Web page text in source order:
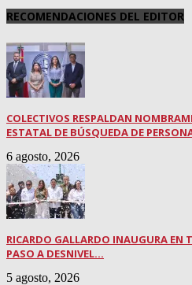
RECOMENDACIONES DEL EDITOR
COLECTIVOS RESPALDAN
ESTATAL DE BÚSQUEDA DE
6 agosto, 2026
RICARDO GALLARDO INAUGURA EN
PASO A DESNIVEL...
5 agosto, 2026